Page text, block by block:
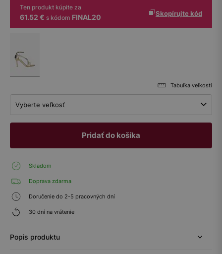
Ten produkt kúpite za
61.52 € s kódom FINAL20 Skopírujte kód
Tabuľka veľkostí
Vyberte veľkosť
Pridať do košíka
Skladom
Doprava zdarma
Doručenie do 2-5 pracovných dní
30 dní na vrátenie
Popis produktu